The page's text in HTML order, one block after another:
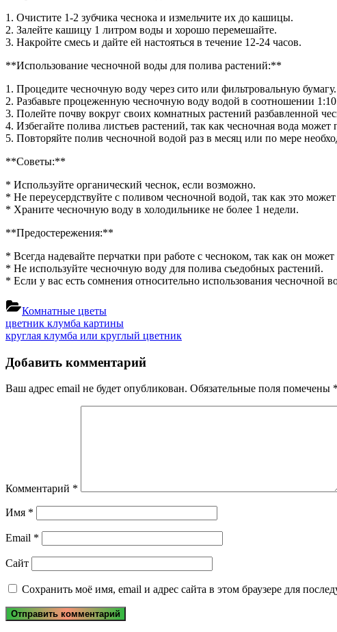
1. Очистите 1-2 зубчика чеснока и измельчите их до кашицы.
2. Залейте кашицу 1 литром воды и хорошо перемешайте.
3. Накройте смесь и дайте ей настояться в течение 12-24 часов.
**Использование чесночной воды для полива растений:**
1. Процедите чесночную воду через сито или фильтровальную бумагу.
2. Разбавьте процеженную чесночную воду водой в соотношении
3. Полейте почву вокруг своих комнатных растений разбавленной
4. Избегайте полива листьев растений, так как чесночная вода может
5. Повторяйте полив чесночной водой раз в месяц или по мере
**Советы:**
* Используйте органический чеснок, если возможно.
* Не переусердствуйте с поливом чесночной водой, так как это
* Храните чесночную воду в холодильнике не более 1 недели.
**Предостережения:**
* Всегда надевайте перчатки при работе с чесноком, так как он
* Не используйте чесночную воду для полива съедобных растений.
* Если у вас есть сомнения относительно использования чесночной
Комнатные цветы
Навигация
по
записям
Previous
Post:
цветник клумба картины
Next
круглая клумба или круглый цветник
Добавить комментарий
Ваш адрес email не будет опубликован. Обязательные поля помечены *
Комментарий *
Имя *
Email *
Сайт
Сохранить моё имя, email и адрес сайта в этом браузере для